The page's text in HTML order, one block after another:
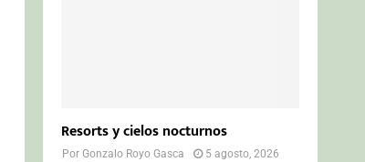
Resorts y cielos nocturnos
PorGonzalo Royo Gasca
5 agosto, 2026